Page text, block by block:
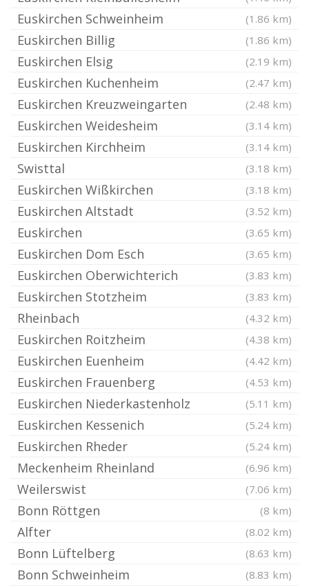
Euskirchen Schweinheim (1.86 km)
Euskirchen Billig (1.86 km)
Euskirchen Elsig (2.19 km)
Euskirchen Kuchenheim (2.47 km)
Euskirchen Kreuzweingarten (2.48 km)
Euskirchen Weidesheim (3.14 km)
Euskirchen Kirchheim (3.14 km)
Swisttal (3.18 km)
Euskirchen Wißkirchen (3.18 km)
Euskirchen Altstadt (3.52 km)
Euskirchen (3.65 km)
Euskirchen Dom Esch (3.65 km)
Euskirchen Oberwichterich (3.83 km)
Euskirchen Stotzheim (3.83 km)
Rheinbach (4.32 km)
Euskirchen Roitzheim (4.38 km)
Euskirchen Euenheim (4.42 km)
Euskirchen Frauenberg (4.53 km)
Euskirchen Niederkastenholz (5.11 km)
Euskirchen Kessenich (5.24 km)
Euskirchen Rheder (5.24 km)
Meckenheim Rheinland (6.96 km)
Weilerswist (7.06 km)
Bonn Röttgen (8 km)
Alfter (8.02 km)
Bonn Lüftelberg (8.63 km)
Bonn Schweinheim (8.83 km)